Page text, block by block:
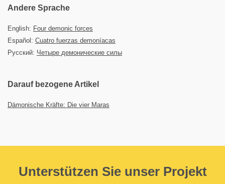
Andere Sprache
English: Four demonic forces
Español: Cuatro fuerzas demoníacas
Русский: Четыре демонические силы
Darauf bezogene Artikel
Dämonische Kräfte: Die vier Maras
Unterstützen Sie unser Projekt